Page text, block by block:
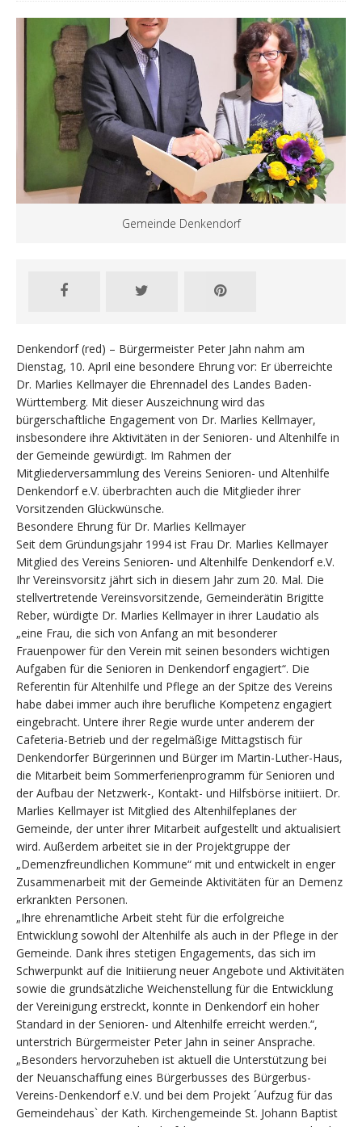
Gemeinde Denkendorf
Denkendorf (red) – Bürgermeister Peter Jahn nahm am
Dienstag, 10. April eine besondere Ehrung vor: Er überreichte
Dr. Marlies Kellmayer die Ehrennadel des Landes Baden-
Württemberg. Mit dieser Auszeichnung wird das
bürgerschaftliche Engagement von Dr. Marlies Kellmayer,
insbesondere ihre Aktivitäten in der Senioren- und Altenhilfe in
der Gemeinde gewürdigt. Im Rahmen der
Mitgliederversammlung des Vereins Senioren- und Altenhilfe
Denkendorf e.V. überbrachten auch die Mitglieder ihrer
Vorsitzenden Glückwünsche.
Besondere Ehrung für Dr. Marlies Kellmayer
Seit dem Gründungsjahr 1994 ist Frau Dr. Marlies Kellmayer
Mitglied des Vereins Senioren- und Altenhilfe Denkendorf e.V.
Ihr Vereinsvorsitz jährt sich in diesem Jahr zum 20. Mal. Die
stellvertretende Vereinsvorsitzende, Gemeinderätin Brigitte
Reber, würdigte Dr. Marlies Kellmayer in ihrer Laudatio als
„eine Frau, die sich von Anfang an mit besonderer
Frauenpower für den Verein mit seinen besonders wichtigen
Aufgaben für die Senioren in Denkendorf engagiert“. Die
Referentin für Altenhilfe und Pflege an der Spitze des Vereins
habe dabei immer auch ihre berufliche Kompetenz engagiert
eingebracht. Untere ihrer Regie wurde unter anderem der
Cafeteria-Betrieb und der regelmäßige Mittagstisch für
Denkendorfer Bürgerinnen und Bürger im Martin-Luther-Haus,
die Mitarbeit beim Sommerferienprogramm für Senioren und
der Aufbau der Netzwerk-, Kontakt- und Hilfsbörse initiiert. Dr.
Marlies Kellmayer ist Mitglied des Altenhilfeplanes der
Gemeinde, der unter ihrer Mitarbeit aufgestellt und aktualisiert
wird. Außerdem arbeitet sie in der Projektgruppe der
„Demenzfreundlichen Kommune“ mit und entwickelt in enger
Zusammenarbeit mit der Gemeinde Aktivitäten für an Demenz
erkrankten Personen.
„Ihre ehrenamtliche Arbeit steht für die erfolgreiche
Entwicklung sowohl der Altenhilfe als auch in der Pflege in der
Gemeinde. Dank ihres stetigen Engagements, das sich im
Schwerpunkt auf die Initiierung neuer Angebote und Aktivitäten
sowie die grundsätzliche Weichenstellung für die Entwicklung
der Vereinigung erstreckt, konnte in Denkendorf ein hoher
Standard in der Senioren- und Altenhilfe erreicht werden.“,
unterstrich Bürgermeister Peter Jahn in seiner Ansprache.
„Besonders hervorzuheben ist aktuell die Unterstützung bei
der Neuanschaffung eines Bürgerbusses des Bürgerbus-
Vereins-Denkendorf e.V. und bei dem Projekt ´Aufzug für das
Gemeindehaus` der Kath. Kirchengemeinde St. Johann Baptist